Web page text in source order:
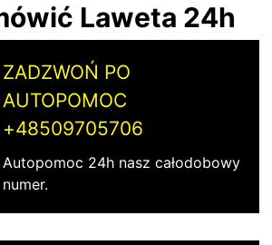
Laweta 24h
ZADZWOŃ PO
AUTOPOMOC
+48509705706
Autopomoc 24h nasz całodobowy
numer.